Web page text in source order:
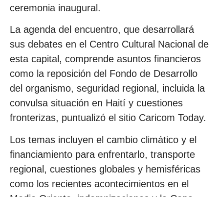
ceremonia inaugural.
La agenda del encuentro, que desarrollará
sus debates en el Centro Cultural Nacional de
esta capital, comprende asuntos financieros
como la reposición del Fondo de Desarrollo
del organismo, seguridad regional, incluida la
convulsa situación en Haití y cuestiones
fronterizas, puntualizó el sitio Caricom Today.
Los temas incluyen el cambio climático y el
financiamiento para enfrentarlo, transporte
regional, cuestiones globales y hemisféricas
como los recientes acontecimientos en el